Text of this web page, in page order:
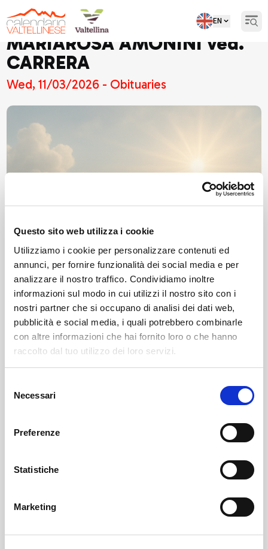
Questo sito web utilizza i cookie
Utilizziamo i cookie per personalizzare contenuti ed
annunci, per fornire funzionalità dei social media e per
analizzare il nostro traffico. Condividiamo inoltre
informazioni sul modo in cui utilizzi il nostro sito con i
nostri partner che si occupano di analisi dei dati web,
pubblicità e social media, i quali potrebbero combinarle
con altre informazioni che hai fornito loro o che hanno
raccolto dal tuo utilizzo dei loro servizi.
delNecessari
Preferenze
Statistiche
Marketing
EN
MARIAROSA AMONINI ved.
CARRERA
Wed, 11/03/2026 - Obituaries
Obituaries
SOF Società Onoranze Funebri